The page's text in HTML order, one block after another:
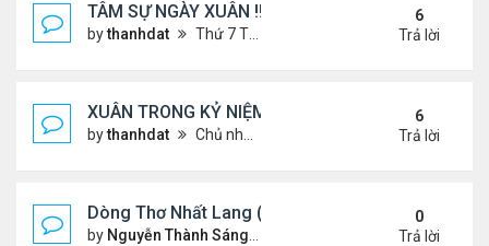
TÂM SỰ NGÀY XUÂN !!!
bythanhdat Thứ 7 Tháng 1 25, 2025 10:28 am
6
Trả lời
XUÂN TRONG KỶ NIỆM !!!
bythanhdat Chủ nhật Tháng 1 19, 2025 9:05 am
6
Trả lời
Dòng Thơ Nhất Lang (Nguyễn Thành Sáng) - 1
by Nguyễn Thành Sáng Thứ 6 Tháng 1 24, 2025 9:09
0
Trả lời